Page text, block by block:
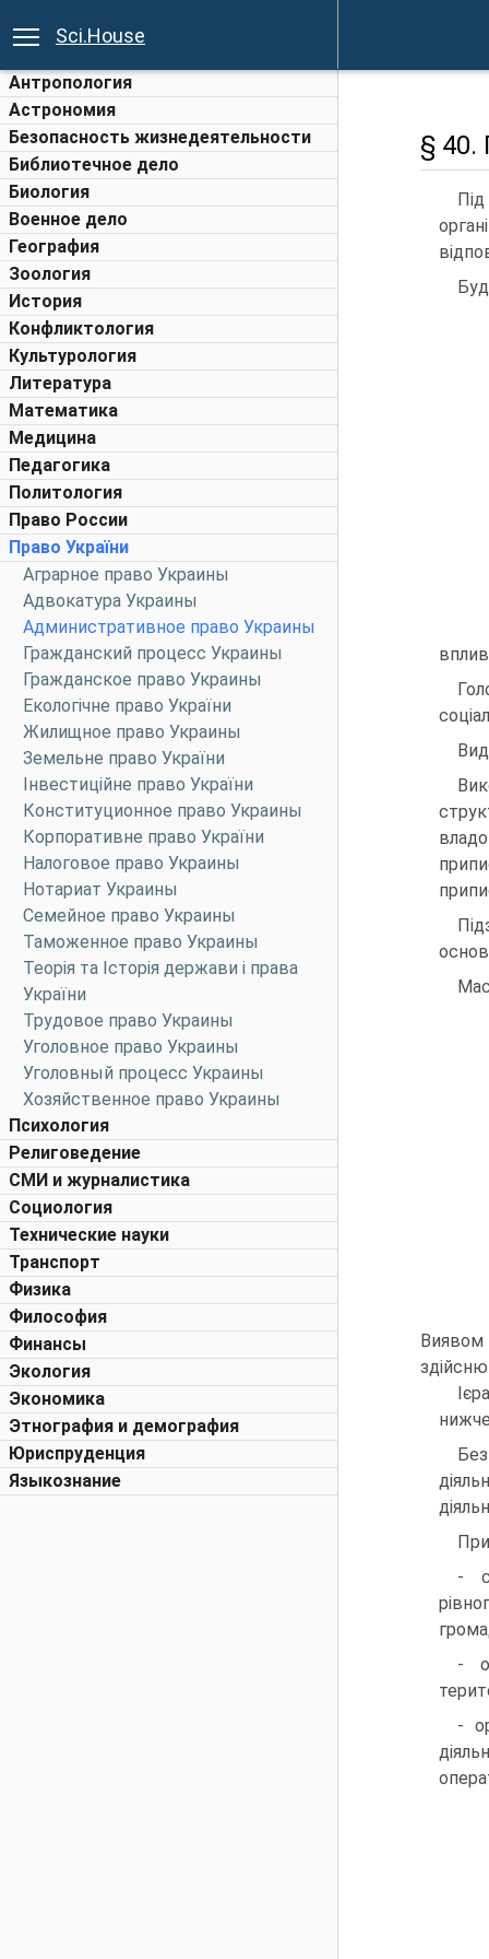
Sci.House
Антропология
Астрономия
Безопасность жизнедеятельности
Библиотечное дело
Биология
Военное дело
География
Зоология
История
Конфликтология
Культурология
Литература
Математика
Медицина
Педагогика
Политология
Право России
Право України
Аграрное право Украины
Адвокатура Украины
Административное право Украины
Гражданский процесс Украины
Гражданское право Украины
Екологічне право України
Жилищное право Украины
Земельне право України
Інвестиційне право України
Конституционное право Украины
Корпоративне право України
Налоговое право Украины
Нотариат Украины
Семейное право Украины
Таможенное право Украины
Теорія та Історія держави і права
України
Трудовое право Украины
Уголовное право Украины
Уголовный процесс Украины
Хозяйственное право Украины
Психология
Религоведение
СМИ и журналистика
Социология
Технические науки
Транспорт
Физика
Философия
Финансы
Экология
Экономика
Этнография и демография
Юриспруденция
Языкознание
§ 40.
Виявом
-
-
-